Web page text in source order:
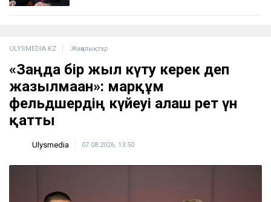
ULYSMEDIA.KZ Жаңалықтар
«Заңда бір жыл күту керек деп
жазылмаған»: марқұм
фельдшердің күйеуі алғаш рет үн
қатты
Ulysmedia 07.08.2026, 13:50